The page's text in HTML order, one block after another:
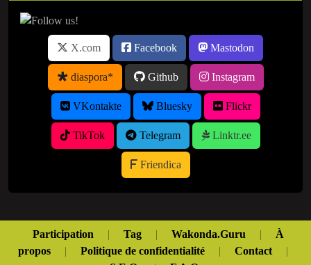
X.com Facebook Mastodon
diaspora* Github Instagram
VKontakte Bluesky Flickr
TikTok Telegram Linktr.ee
Friendica
Participation | Tag | Wakonda.Guru |
À
propos
| Politique de confidentialité | Contact
|